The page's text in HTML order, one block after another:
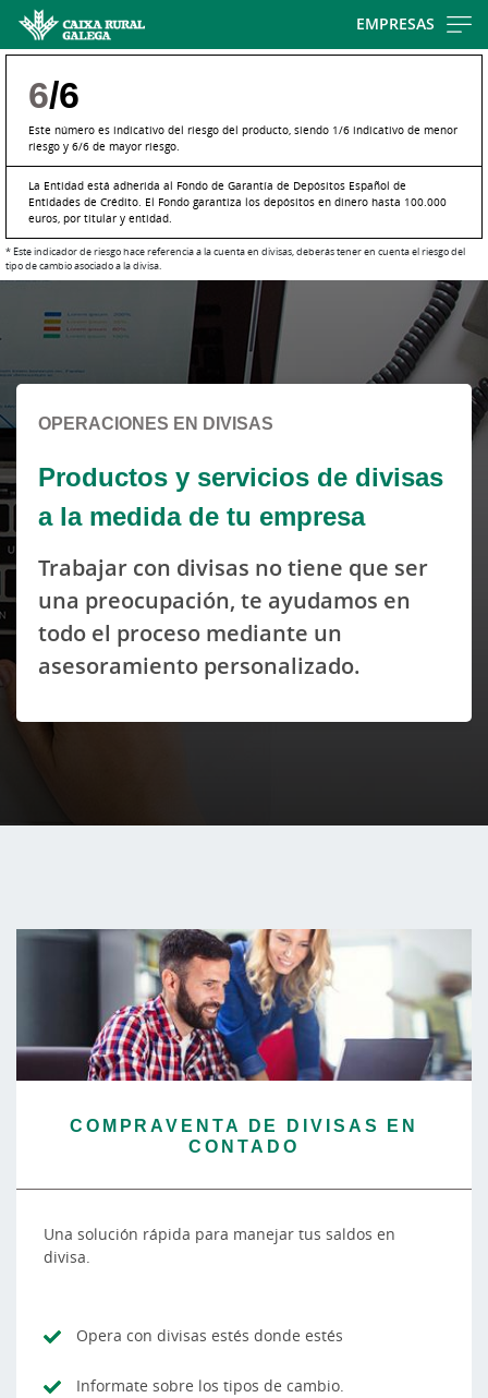
EMPRESAS
6/6
Este número es indicativo del riesgo del producto, siendo 1/6 indicativo de menor
riesgo y 6/6 de mayor riesgo.
La Entidad está adherida al Fondo de Garantía de Depósitos Español de
Entidades de Crédito. El Fondo garantiza los depósitos en dinero hasta 100.000
euros, por titular y entidad.
* Este indicador de riesgo hace referencia a la cuenta en divisas, deberás tener en cuenta el riesgo del
tipo de cambio asociado a la divisa.
contenido,
por
favor
OPERACIONES EN DIVISAS
Productos y servicios de divisas
a la medida de tu empresa
Trabajar con divisas no tiene que ser
una preocupación, te ayudamos en
todo el proceso mediante un
asesoramiento personalizado.
COMPRAVENTA DE DIVISAS EN
CONTADO
Una solución rápida para manejar tus saldos en
divisa.
Opera con divisas estés donde estés
Informate sobre los tipos de cambio.